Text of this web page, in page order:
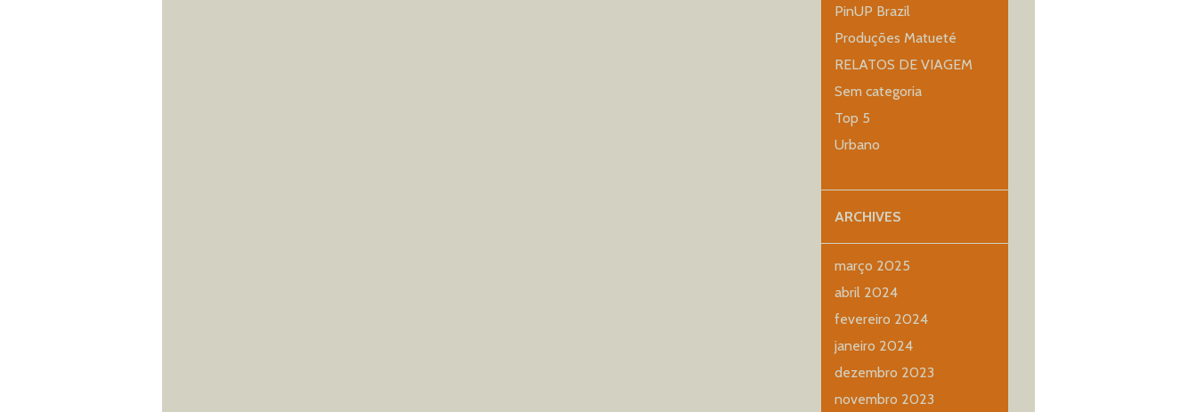
PinUP Brazil
Produções Matueté
RELATOS DE VIAGEM
Sem categoria
Top 5
Urbano
ARCHIVES
março 2025
abril 2024
fevereiro 2024
janeiro 2024
dezembro 2023
novembro 2023